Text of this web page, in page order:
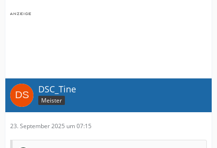
DSC_Tine
Meister
23. September 2025 um 07:15